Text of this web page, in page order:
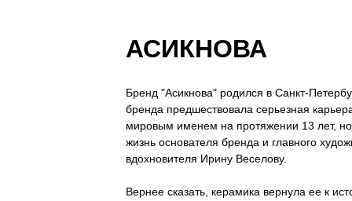
АСИКНОВА
Бренд "Асикнова" родился в Санкт-
бренда предшествовала серьезная
мировым именем на протяжении 13 лет, но
жизнь основателя бренда и главного
вдохновителя Ирину Веселову.
Вернее сказать, керамика вернула ее к